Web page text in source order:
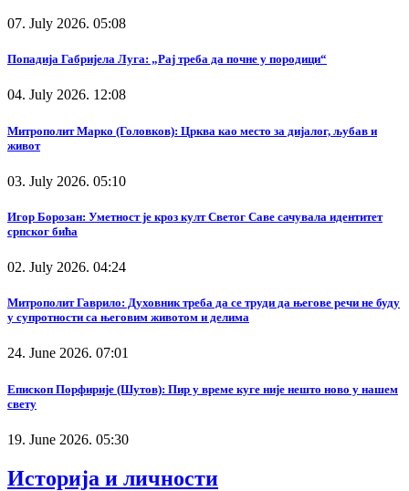
07. July 2026. 05:08
Попадија Габријела Луга: „Рај треба да почне у породици“
04. July 2026. 12:08
Митрополит Марко (Головков): Црква као место за дијалог, љубав и
живот
03. July 2026. 05:10
Игор Борозан: Уметност је кроз култ Светог Саве сачувала идентитет
српског бића
02. July 2026. 04:24
Митрополит Гаврило: Духовник треба да се труди да његове речи не буду
у супротности са његовим животом и делима
24. June 2026. 07:01
Епископ Порфирије (Шутов): Пир у време куге није нешто ново у нашем
свету
19. June 2026. 05:30
Историја и личности